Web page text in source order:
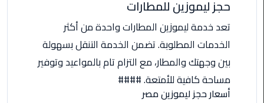
مرسيدس
ليموزين
اسكندرية
حجز ليموزين للمطارات
تعد خدمة ليموزين المطارات واحدة من أكثر
الخدمات المطلوبة. تضمن الخدمة التنقل بسهولة
بين وجهتك والمطار، مع التزام تام بالمواعيد وتوفير
مساحة كافية للأمتعة. ####
أسعار حجز ليموزين مصر